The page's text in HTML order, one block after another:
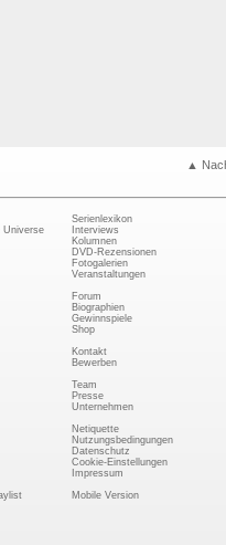
▲
Universe
Serienlexikon
Interviews
Kolumnen
DVD-Rezensionen
Fotogalerien
Veranstaltungen
Forum
Biographien
Gewinnspiele
Shop
Kontakt
Bewerben
Team
Presse
Unternehmen
Netiquette
Nutzungsbedingungen
Datenschutz
Cookie-Einstellungen
Impressum
Mobile Version